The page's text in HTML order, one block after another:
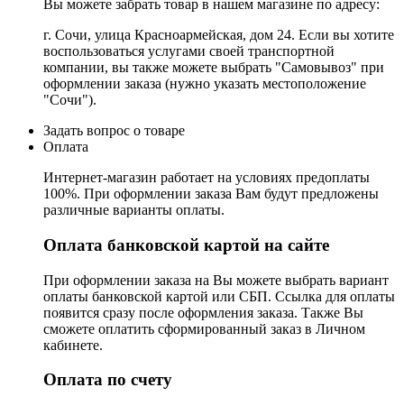
Вы можете забрать товар в нашем магазине по адресу:
г. Сочи, улица Красноармейская, дом 24. Если вы хотите
воспользоваться услугами своей транспортной
компании, вы также можете выбрать "Самовывоз" при
оформлении заказа (нужно указать местоположение
"Сочи").
Задать вопрос о товаре
Оплата
Интернет-магазин работает на условиях предоплаты
100%. При оформлении заказа Вам будут предложены
различные варианты оплаты.
Оплата банковской картой на сайте
При оформлении заказа на Вы можете выбрать вариант
оплаты банковской картой или СБП. Ссылка для оплаты
появится сразу после оформления заказа. Также Вы
сможете оплатить сформированный заказ в Личном
кабинете.
Оплата по счету